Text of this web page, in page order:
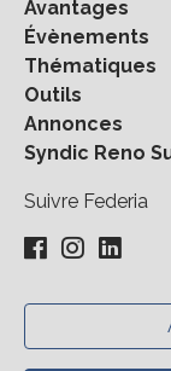
Avantages
Évènements
Thématiques
Outils
Annonces
Syndic Reno
Suivre Federia